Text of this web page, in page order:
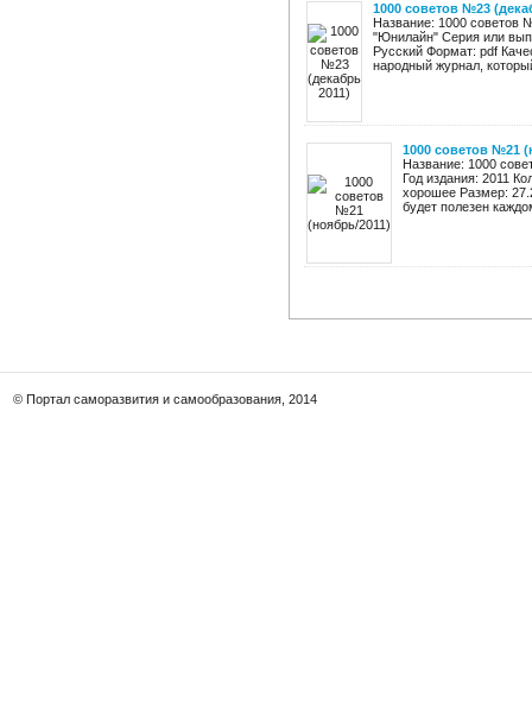
1000 советов №23
Название: 1000 советов
"Юнилайн" Серия или
Русский Формат: pdf
народный журнал,
1000 советов №21
Название: 1000
Год издания: 2011
хорошее Размер:
будет полезен
© Портал саморазвития и самообразования, 2014